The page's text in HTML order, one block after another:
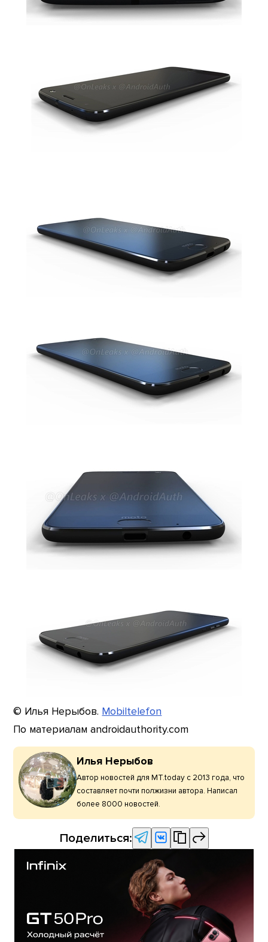
© Илья Нерыбов. Mobiltelefon
По материалам androidauthority.com
Илья Нерыбов
Автор новостей для MT.today с 2013 года, что
составляет почти полжизни автора. Написал
более 8000 новостей.
Поделиться: